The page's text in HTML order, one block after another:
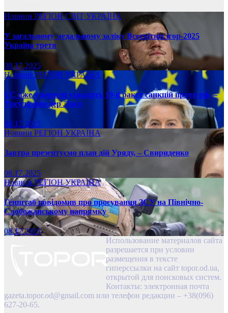
Новини РЕГІОНСВІТ УКРАЇНА
У загальному медальному заліку Всесвітніх ігор-2025
Україна третя
08.17.2025
НовиниРЕГІОН УКРАЇНА
ЄС вже у вересні ухвалить 19-й ракет санкцій проти рф, –
Урсула фон дер Ляєн
08.17.2025
Новини РЕГІОН УКРАЇНА
Завтра презентуємо план дій Уряду, – Свириденко
08.17.2025
НовиниРЕГІОНУКРАЇНА
Генштаб повідомив про просування ЗСУ на Північно-
Слобожанському напрямку
08.17.2025
Использование материалов сайта
разрешается при условии
размещения в тексте
гиперссылки на сайт topor.od.ua,
открытой для поисковых систем.
Контакты: электронная почта
gazeta.topor.od@gmail.com или телефон редакции – +38(096)
627-20-65.